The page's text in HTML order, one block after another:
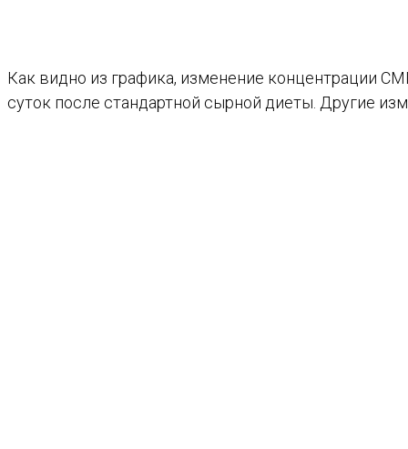
Как видно из графика, изменение концентрации
суток после стандартной сырной диеты. Другие